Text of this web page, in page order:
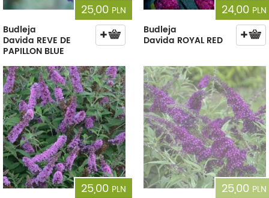
25,00 PLN
Budleja
Davida REVE DE
PAPILLON BLUE
24,00 PLN
Budleja
Davida ROYAL RED
25,00 PLN
25,00 PLN